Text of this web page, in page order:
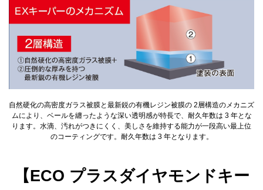
自然硬化の高密度ガラス被膜と最新鋭の有機レジン被膜の 2層構造のメカニズ
ムにより、ベールを纏ったような深い透明感が特長で、耐久年数は 3 年とな
ります。水滴、汚れがつきにくく、美しさを維持する能力が一段高い最上位
のコーティングです。耐久年数は 3 年となります。
【ECO プラスダイヤモンドキー